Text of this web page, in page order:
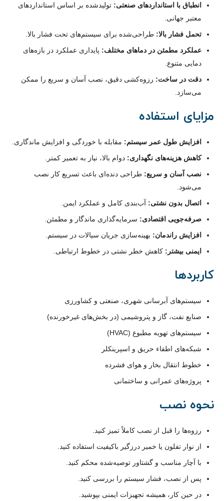
انطباق با استانداردهای صنعتی: تولیدشده بر اساس استانداردهای
معتبر جهانی.
تحمل فشار بالا: طراحی‌شده برای سیستم‌های تحت فشار بالا.
عملکرد مطمئن در دماهای مختلف: پایداری عملکرد در بازه‌های
دمایی متنوع.
دقت در ساخت: رزوه‌کشی دقیق، نصب آسان و سریع را ممکن
می‌سازد.
مزایای استفاده
افزایش طول عمر سیستم: مقابله با خوردگی و افزایش ماندگاری.
کاهش هزینه‌های نگهداری: دوام بالا، نیاز به تعمیر کمتر.
نصب آسان و سریع: طراحی دنده‌ای باعث تسریع کار نصب
می‌شود.
اتصال بدون نشتی: آب‌بندی کامل و عملکرد ایمن.
صرفه‌جویی اقتصادی: سرمایه‌گذاری ماندگار و مطمئن.
افزایش راندمان: بهینه‌سازی جریان سیالات در سیستم.
ایمنی بیشتر: کاهش خطر نشتی در خطوط ارتباطی.
کاربردها
سیستم‌های آبرسانی شهری، صنعتی و کشاورزی
صنایع نفت، گاز و پتروشیمی (در بخش‌های غیرخورنده)
سیستم‌های تهویه مطبوع (HVAC)
شبکه‌های اطفاء حریق و اسپرینکلر
خطوط انتقال بخار و هوای فشرده
پروژه‌های عمرانی و ساختمانی
نحوه نصب
رزوه‌ها را قبل از نصب کاملاً تمیز کنید.
از نوار تفلون یا خمیر درزگیر باکیفیت استفاده کنید.
با آچار مناسب و گشتاور توصیه‌شده محکم کنید.
پس از نصب، فشار سیستم را بررسی کنید.
در حین کار، همیشه تجهیزات ایمنی بپوشید.